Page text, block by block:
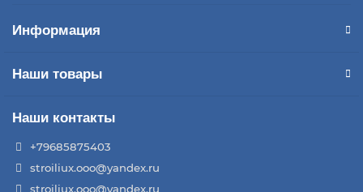
Информация
Наши товары
Наши контакты
+79685875403
stroiliux.ooo@yandex.ru
stroiliux.ooo@yandex.ru